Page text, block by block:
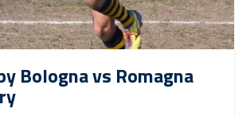
Bologna vs Romagna